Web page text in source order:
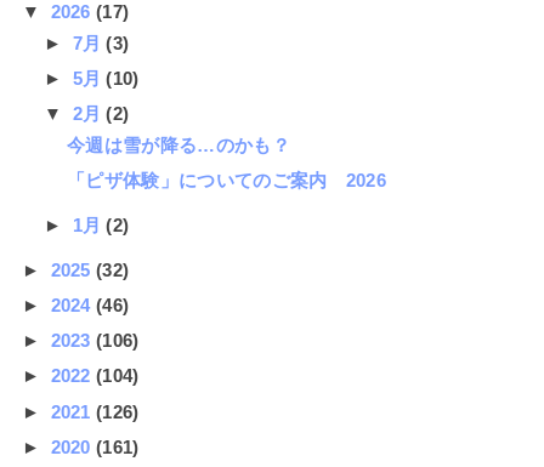
▼ 2026(17)
► 7月(3)
► 5月(10)
▼ 2月(2)
今週は雪が降る…のかも？
「ピザ体験」についてのご案内 2026
► 1月(2)
► 2025(32)
► 2024(46)
► 2023(106)
► 2022(104)
► 2021(126)
► 2020(161)